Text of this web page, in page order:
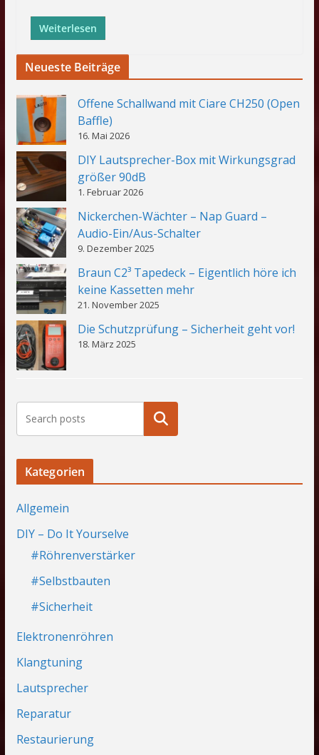
Weiterlesen
Neueste Beiträge
Offene Schallwand mit Ciare CH250 (Open
Baffle)
16. Mai 2026
DIY Lautsprecher-Box mit Wirkungsgrad
größer 90dB
1. Februar 2026
Nickerchen-Wächter – Nap Guard –
Audio-Ein/Aus-Schalter
9. Dezember 2025
Braun C2³ Tapedeck – Eigentlich höre ich
keine Kassetten mehr
21. November 2025
Die Schutzprüfung – Sicherheit geht vor!
18. März 2025
Suchen
Kategorien
Allgemein
DIY – Do It Yourselve
#Röhrenverstärker
#Selbstbauten
#Sicherheit
Elektronenröhren
Klangtuning
Lautsprecher
Reparatur
Restaurierung